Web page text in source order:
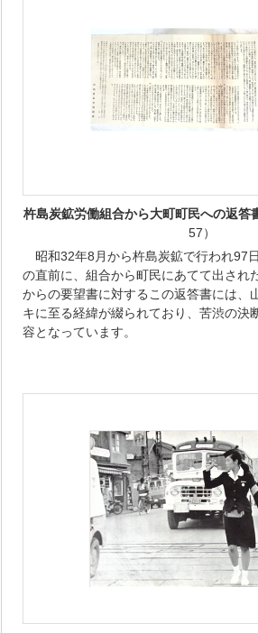
杵島炭鉱労働組合から大町町民への返
57）
昭和32年8月から杵島炭鉱で行われ97
の直前に、組合から町民にあてて出され
からの要望書に対するこの返答書には、
キに至る経緯が綴られており、苦渋の決
容となっています。